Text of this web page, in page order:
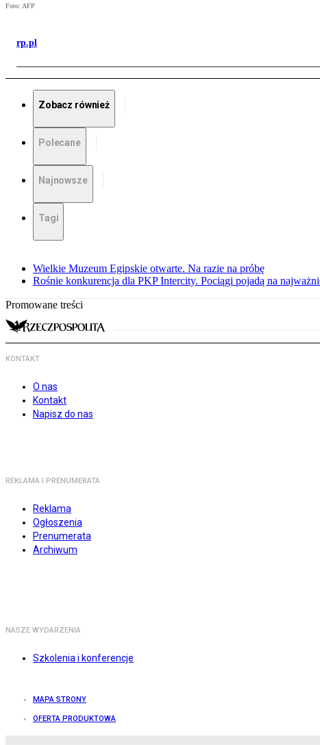
Foto: AFP
rp.pl
Zobacz również
Polecane
Najnowsze
Tagi
Wielkie Muzeum Egipskie otwarte. Na razie na próbę
Rośnie konkurencja dla PKP Intercity. Pociągi pojadą na
Promowane treści
KONTAKT
O nas
Kontakt
Napisz do nas
REKLAMA I PRENUMERATA
Reklama
Ogłoszenia
Prenumerata
Archiwum
NASZE WYDARZENIA
Szkolenia i konferencje
MAPA STRONY
OFERTA PRODUKTOWA